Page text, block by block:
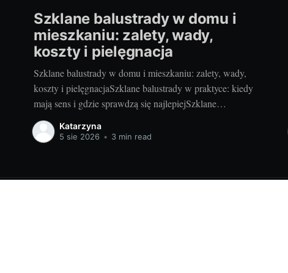
Szklane balustrady w domu i
mieszkaniu: zalety, wady,
koszty i pielęgnacja
Szklane balustrady w domu i mieszkaniu: zalety, wady,
koszty i pielęgnacjaSzklane balustrady w praktyce: kiedy
mają sens i gdzie sprawdzą się najlepiejSzklane
balustrady to sposób na więcej światła, lekkości i
nowoczesności bez rezygnacji z bezpieczeństwa. Lubię je
Katarzyna
5 sie 2026 • 3 min read